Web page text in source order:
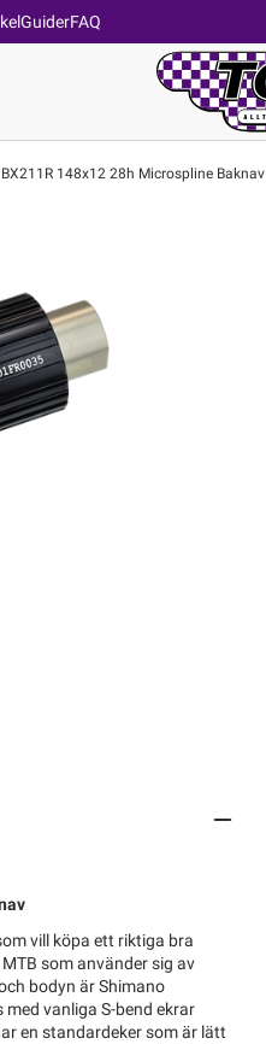
GuiderFAQ
148x12 28h Microspline Baknav
vill köpa ett riktiga bra
som använder sig av
bodyn är Shimano
vanliga S-bend ekrar
en standardeker som är lätt